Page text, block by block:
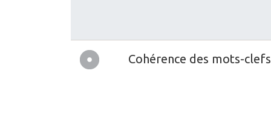
Cohérence des mots-clefs